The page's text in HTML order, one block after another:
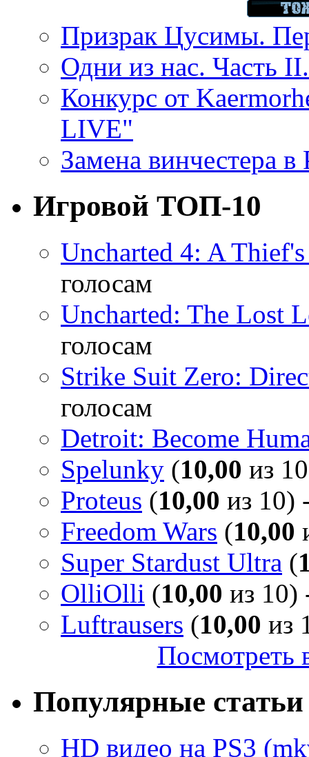
Призрак Цусимы.
Одни из нас. Часть
Конкурс от
LIVE"
Замена винчестера
Игровой ТОП-10
Uncharted 4: A
голосам
Uncharted: The Lost
голосам
Strike Suit Zero:
голосам
Detroit: Become
Spelunky (10,00 из
Proteus (10,00 из 10)
Freedom Wars (10,00
Super Stardust Ultra (
OlliOlli (10,00 из 10)
Luftrausers (10,00 из
Посмотреть
Популярные статьи
HD видео на PS3